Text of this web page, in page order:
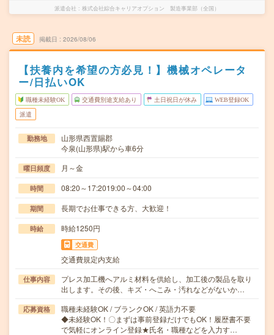
派遣会社 株式会社綜合キャリアオプション 製造事業部（全国）
未読 掲載日 2026/08/06
【扶養内を希望の方必見！】機械オペレータ
ー/日払いOK
職種未経験OK 交通費別途支給あり 土日祝日が休み WEB登録OK
派遣
勤務地
山形県西置賜郡
今泉(山形県)駅から車6分
曜日頻度 月～金
時間 08:20～17:2019:00～04:00
期間 長期でお仕事できる方、大歓迎！
時給 時給1250円
交通費
交通費規定内支給
仕事内容
プレス加工機へアルミ材料を供給し、加工後の製品を取り
出します。その後、キズ・へこみ・汚れなどがないか…
応募資格
職種未経験OK / ブランクOK / 英語力不要
◆未経験OK！〇まずは事前登録だけでもOK！履歴書不要
で気軽にオンライン登録★氏名・職種などを入力す…